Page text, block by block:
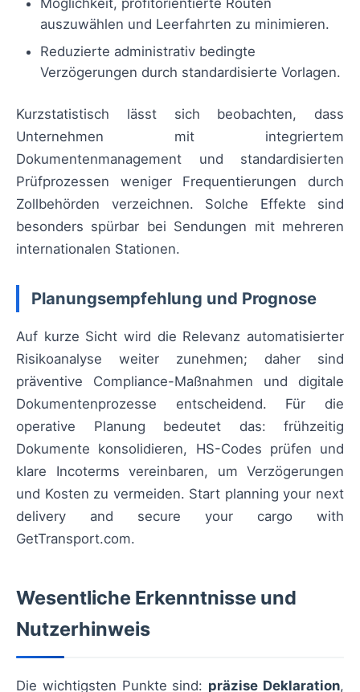
Möglichkeit, profitorientierte Routen
auszuwählen und Leerfahrten zu minimieren.
Reduzierte administrativ bedingte
Verzögerungen durch standardisierte Vorlagen.
Kurzstatistisch lässt sich beobachten, dass
Unternehmen mit integriertem
Dokumentenmanagement und standardisierten
Prüfprozessen weniger Frequentierungen durch
Zollbehörden verzeichnen. Solche Effekte sind
besonders spürbar bei Sendungen mit mehreren
internationalen Stationen.
Planungsempfehlung und Prognose
Auf kurze Sicht wird die Relevanz automatisierter
Risikoanalyse weiter zunehmen; daher sind
präventive Compliance-Maßnahmen und digitale
Dokumentenprozesse entscheidend. Für die
operative Planung bedeutet das: frühzeitig
Dokumente konsolidieren, HS-Codes prüfen und
klare Incoterms vereinbaren, um Verzögerungen
und Kosten zu vermeiden. Start planning your next
delivery and secure your cargo with
GetTransport.com.
Wesentliche Erkenntnisse und
Nutzerhinweis
Die wichtigsten Punkte sind: präzise Deklaration,